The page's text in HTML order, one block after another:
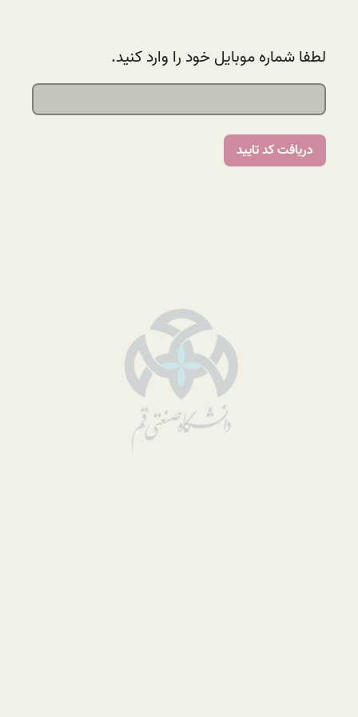
لطفا شماره موبایل خود را وارد کنید.
دریافت کد تایید